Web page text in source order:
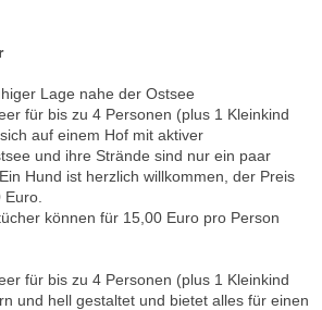
Lage nahe der Ostsee
für bis zu 4 Personen (plus 1 Kleinkind
auf einem Hof mit aktiver
und ihre Strände sind nur ein paar
Hund ist herzlich willkommen, der Preis
können für 15,00 Euro pro Person
für bis zu 4 Personen (plus 1 Kleinkind
und hell gestaltet und bietet alles für einen